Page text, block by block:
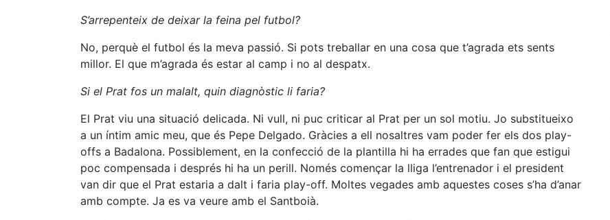
S’arrepenteix de deixar la feina pel futbol?
No, perquè el futbol és la meva passió. Si pots treballar en una cosa que t’agrada ets sents
millor. El que m’agrada és estar al camp i no al despatx.
Si el Prat fos un malalt, quin diagnòstic li faria?
El Prat viu una situació delicada. Ni vull, ni puc criticar al Prat per un sol motiu. Jo substitueixo
a un íntim amic meu, que és Pepe Delgado. Gràcies a ell nosaltres vam poder fer els dos play-
offs a Badalona. Possiblement, en la confecció de la plantilla hi ha errades que fan que estigui
poc compensada i després hi ha un perill. Només començar la lliga l’entrenador i el president
van dir que el Prat estaria a dalt i faria play-off. Moltes vegades amb aquestes coses s’ha d’anar
amb compte. Ja es va veure amb el Santboià.
estadístiques
funcionalitat i
la seva
estructura.
Experiència